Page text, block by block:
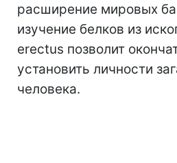
расширение мировых
изучение белков из
erectus позволит
установить личности
человека.